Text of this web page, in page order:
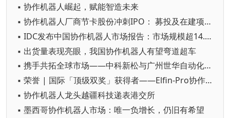
▪ 协作机器人崛起，赋能智造未来
▪ 协作机器人厂商节卡股份冲刺IPO： 募投及在建项目产能大幅增加
▪ IDC发布中国协作机器人市场报告：市场规模超14.8亿元，出货量超3万台
▪ 出货量表现亮眼，我国协作机器人有望弯道超车
▪ 携手共拓全球市场——中科新松与广州世华自动化科技有限公司签署战略合作协议！
▪ 荣誉 | 国际「顶级双奖」获得者——Elfin-Pro协作机器人
▪ 协作机器人龙头越疆科技递表港交所
▪ 墨西哥协作机器人市场：唯一负增长，仍旧有希望